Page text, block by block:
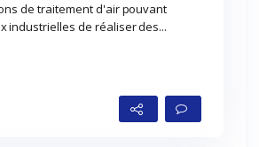
de traitement d'air pouvant
industrielles de réaliser des...